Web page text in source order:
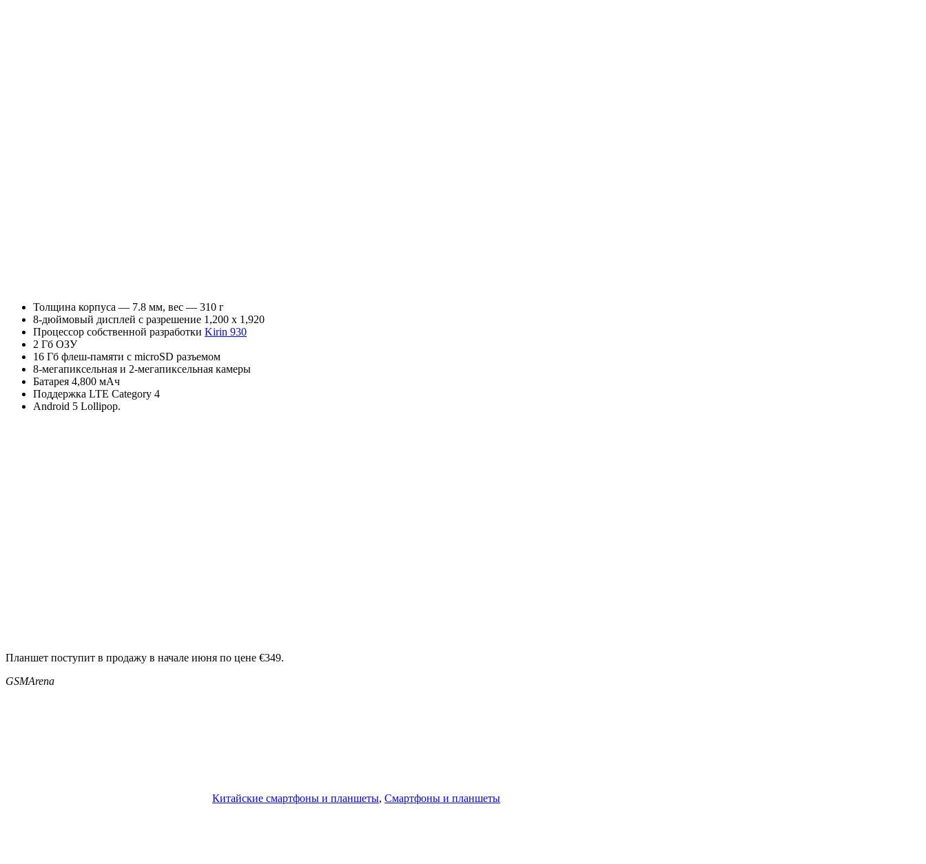
Толщина корпуса — 7.8 мм, вес — 310 г
8-дюймовый дисплей с разрешение 1,200 x 1,920
Процессор собственной разработки Kirin 930
2 Гб ОЗУ
16 Гб флеш-памяти с microSD разъемом
8-мегапиксельная и 2-мегапиксельная камеры
Батарея 4,800 мАч
Поддержка LTE Category 4
Android 5 Lollipop.
Планшет поступит в продажу в начале июня по цене €349.
GSMArena
Китайские смартфоны и планшеты, Смартфоны и планшеты